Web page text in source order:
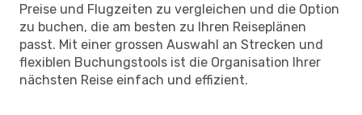
Preise und Flugzeiten zu vergleichen und die Option
zu buchen, die am besten zu Ihren Reiseplänen
passt. Mit einer grossen Auswahl an Strecken und
flexiblen Buchungstools ist die Organisation Ihrer
nächsten Reise einfach und effizient.